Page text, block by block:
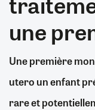
une
Une première
utero un enfant
rare et